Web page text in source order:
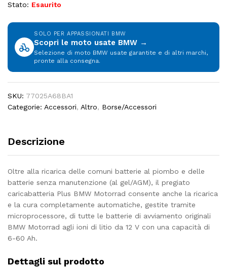
Stato: Esaurito
SOLO PER APPASSIONATI BMW
Scopri le moto usate BMW →
Selezione di moto BMW usate garantite e di altri marchi,
pronte alla consegna.
SKU: 77025A68BA1
Categorie: Accessori, Altro, Borse/Accessori
Descrizione
Oltre alla ricarica delle comuni batterie al piombo e delle
batterie senza manutenzione (al gel/AGM), il pregiato
caricabatteria Plus BMW Motorrad consente anche la ricarica
e la cura completamente automatiche, gestite tramite
microprocessore, di tutte le batterie di avviamento originali
BMW Motorrad agli ioni di litio da 12 V con una capacità di
6-60 Ah.
Dettagli sul prodotto